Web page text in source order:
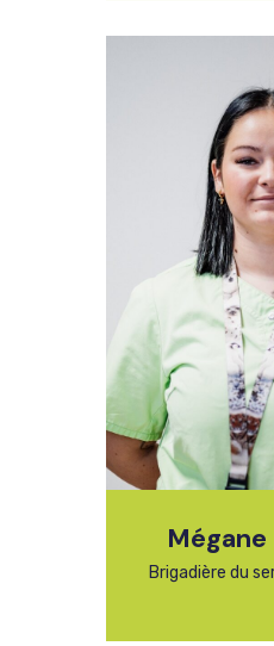
Brigadière du